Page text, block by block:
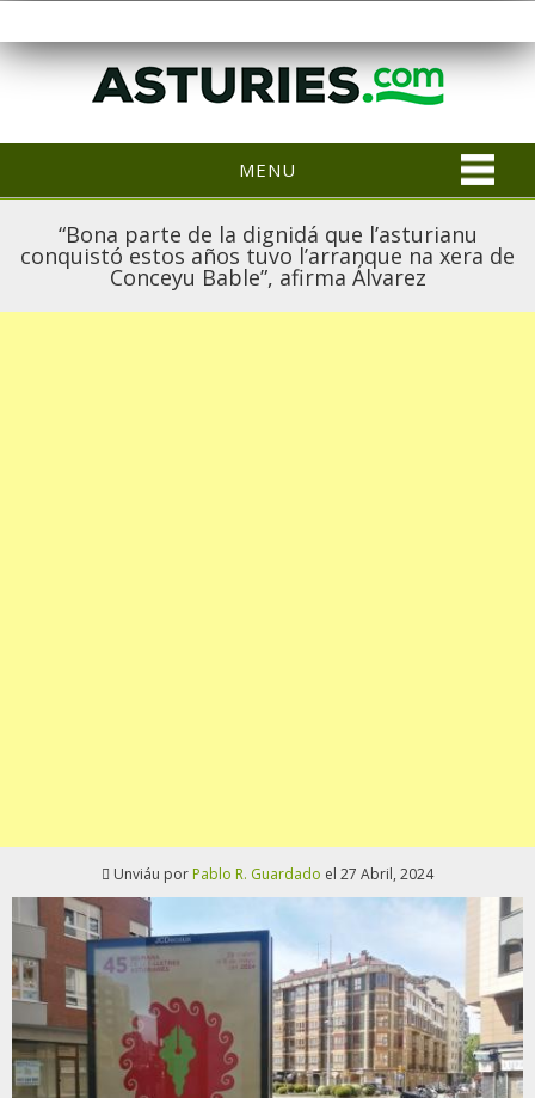
MENU
“Bona parte de la dignidá que l’asturianu
conquistó estos años tuvo l’arranque na xera de
Conceyu Bable”, afirma Álvarez
Unviáu por Pablo R. Guardado el 27 Abril, 2024